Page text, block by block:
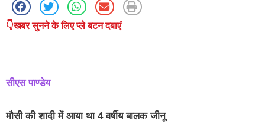
👇खबर सुनने के लिए प्ले बटन दबाएं
सीएस पाण्डेय
मौसी की शादी में आया था 4 वर्षीय बालक जीनू